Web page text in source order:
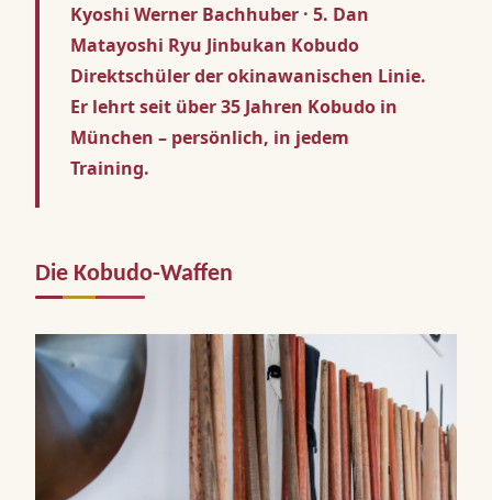
Kyoshi Werner Bachhuber · 5. Dan
Matayoshi Ryu Jinbukan Kobudo
Direktschüler der okinawanischen Linie.
Er lehrt seit über 35 Jahren Kobudo in
München – persönlich, in jedem
Training.
Die Kobudo-Waffen